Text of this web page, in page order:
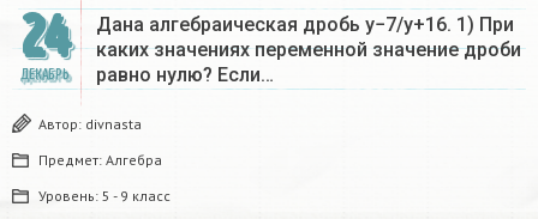
24
ДЕКАБРЬ
Дана алгебраическая дробь y−7/y+16. 1) При
каких значениях переменной значение дроби
равно нулю? Если…
Автор: divnasta
Предмет: Алгебра
Уровень: 5 - 9 класс